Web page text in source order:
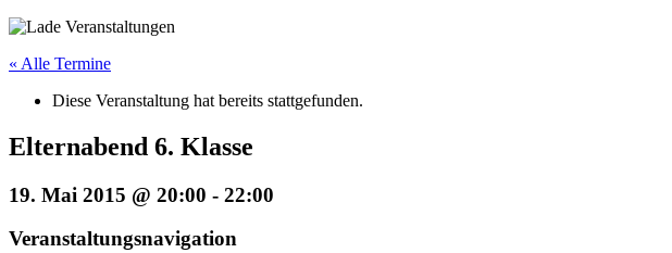
« Alle Termine
Diese Veranstaltung hat bereits stattgefunden.
Elternabend 6. Klasse
19. Mai 2015 @ 20:00 - 22:00
Veranstaltungsnavigation